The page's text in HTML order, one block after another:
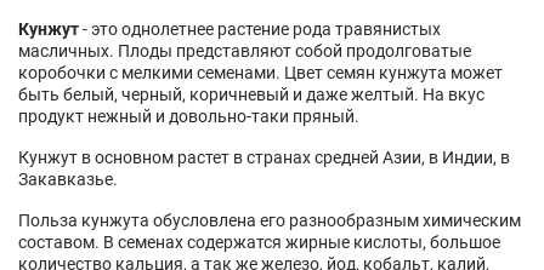
Кунжут- это однолетнее растение рода травянистых
масличных. Плоды представляют собой продолговатые
коробочки с мелкими семенами. Цвет семян кунжута может
быть белый, черный, коричневый и даже желтый. На вкус
продукт нежный и довольно-таки пряный.
Кунжут в основном растет в странах средней Азии, в Индии, в
Закавказье.
Польза кунжута обусловлена его разнообразным химическим
составом. В семенах содержатся жирные кислоты, большое
количество кальция, а так же железо, йод, кобальт, калий,